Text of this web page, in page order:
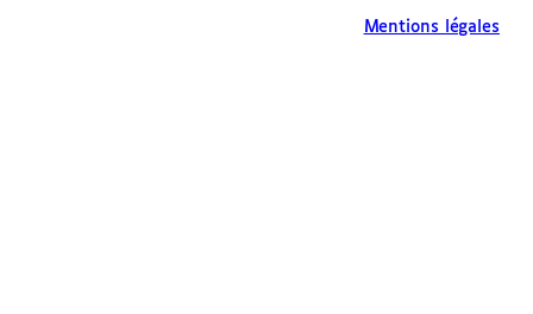
Mentions légales